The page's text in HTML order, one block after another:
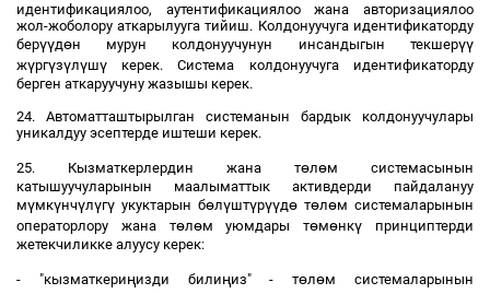
идентификациялоо, аутентификациялоо жана авторизациялоо
жол-жоболору аткарылууга тийиш. Колдонуучуга идентификаторду
берүүдөн мурун колдонуучунун инсандыгын текшерүү
жүргүзүлүшү керек. Система колдонуучуга идентификаторду
берген аткаруучуну жазышы керек.
24. Автоматташтырылган системанын бардык колдонуучулары
уникалдуу эсептерде иштеши керек.
25. Кызматкерлердин жана төлөм системасынын
катышуучуларынын маалыматтык активдерди пайдалануу
мүмкүнчүлүгү укуктарын бөлүштүрүүдө төлөм системаларынын
операторлору жана төлөм уюмдары төмөнкү принциптерди
жетекчиликке алуусу керек:
- "кызматкериңизди билиңиз" - төлөм системаларынын